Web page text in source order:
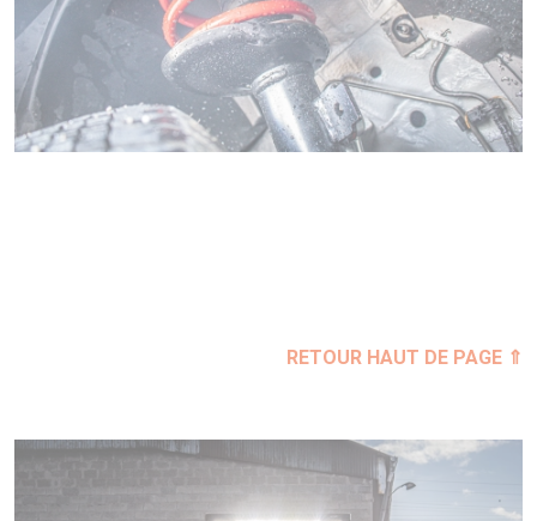
RETOUR HAUT DE PAGE ⇑